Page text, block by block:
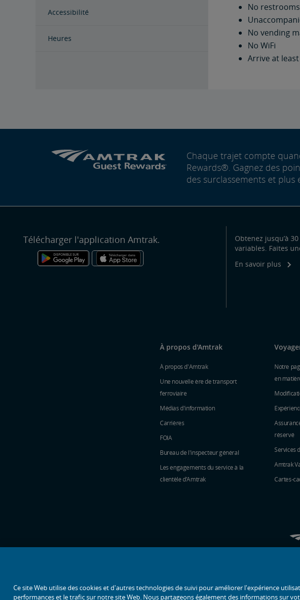
Accessibilité
Heures
No restrooms
No vending
No WiFi
Arrive at
Chaque trajet compte
Rewards®. Gagnez des
des surclassements et plus
Télécharger l'application Amtrak.
Obtenez jusqu’à
variables. Faites
En savoir plus
À propos d'Amtrak
À propos d'Amtrak
Une nouvelle ère de transport
ferroviaire
Médias d'information
Carrières
FOIA
Bureau de l'inspecteur général
Les engagements du service à la
clientèle d’Amtrak
Notre
en
réservé
Services
Amtrak
Cartes-
Ce site Web utilise des cookies et d'autres technologies de suivi pour améliorer l'expérience
performances et le trafic sur notre site Web. Nous partageons également des informations sur